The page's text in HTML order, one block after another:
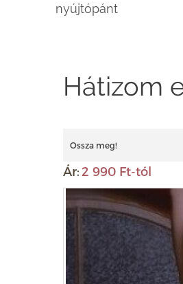
nyújtópánt
Hátizom
Ossza meg!
Ár: 2 990 Ft-tól